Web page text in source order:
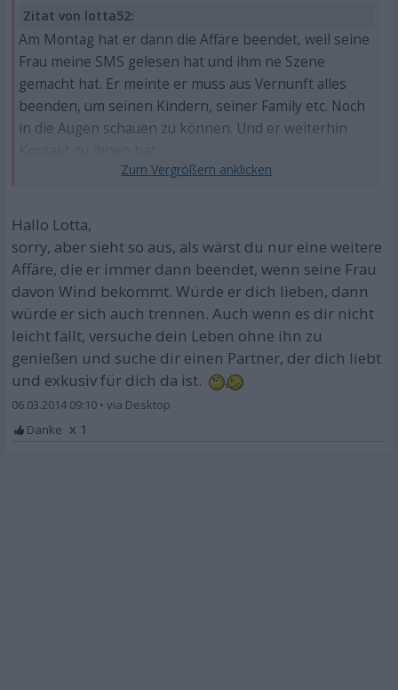
Zitat von lotta52:
Am Montag hat er dann die Affäre beendet, weil seine
Frau meine SMS gelesen hat und ihm ne Szene
gemacht hat. Er meinte er muss aus Vernunft alles
beenden, um seinen Kindern, seiner Family etc. Noch
in die Augen schauen zu können. Und er weiterhin
Er war schon mal getrennt wegen einer Affäre, die sie
Hallo Lotta,
sorry, aber sieht so aus, als wärst du nur eine weitere
Affäre, die er immer dann beendet, wenn seine Frau
davon Wind bekommt. Würde er dich lieben, dann
würde er sich auch trennen. Auch wenn es dir nicht
leicht fällt, versuche dein Leben ohne ihn zu
genießen und suche dir einen Partner, der dich liebt
und exkusiv für dich da ist.
06.03.2014 09:10 •
x 1